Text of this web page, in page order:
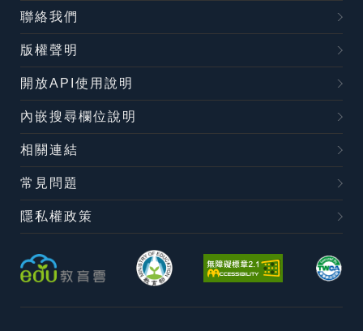
聯絡我們
版權聲明
開放API使用說明
內嵌搜尋欄位說明
相關連結
常見問題
隱私權政策